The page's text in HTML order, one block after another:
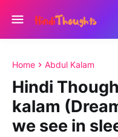
Home Abdul Kalam
Hindi
kalam
we see in